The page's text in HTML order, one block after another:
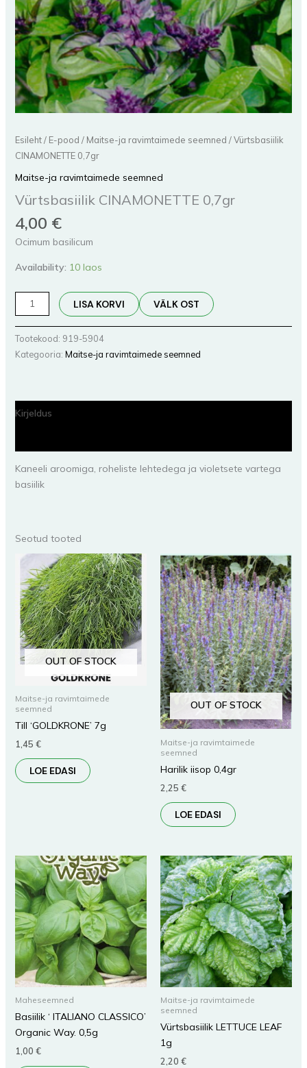
Esileht/ E-pood / Maitse-ja ravimtaimede seemned / Vürtsbasiilik
CINAMONETTE 0,7gr
Maitse-ja ravimtaimede seemned
Vürtsbasiilik CINAMONETTE 0,7gr
4,00 €
Ocimum basilicum
Availability: 10 laos
LISA KORVI VÄLK OST
Tootekood: 919-5904
Kategooria: Maitse-ja ravimtaimede seemned
Kirjeldus
Kaneeli aroomiga, roheliste lehtedega ja violetsete vartega
basiilik
Seotud tooted
OUT OF STOCK
Maitse-ja ravimtaimede
seemned
Till ‘GOLDKRONE’ 7g
1,45 €
LOE EDASI
OUT OF STOCK
Maitse-ja ravimtaimede
seemned
Harilik iisop 0,4gr
2,25 €
LOE EDASI
Maheseemned
Basiilik ‘ ITALIANO CLASSICO’
Organic Way. 0,5g
1,00 €
Maitse-ja ravimtaimede
seemned
Vürtsbasiilik LETTUCE LEAF
1g
2,20 €